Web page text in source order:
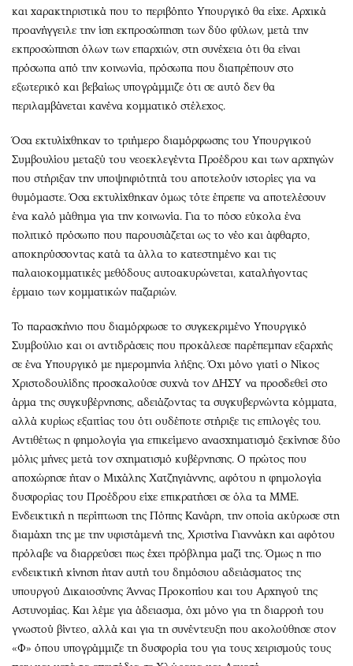
Κόσμος
Παράξενα
Πολιτισμός
Θέατρο-Χορός
Εικαστικά
Βιβλίο
Χειρόγραφα
Έξοδος
Media
Εκπομπές
Wine routes
Podcasts
Προσφορές
Προσωπικότητες στην ''Κ''
Επιστολές
και χαρακτηριστικά που το περιβόητο Υπουργικό θα είχε. Αρχικά
προανήγγειλε την ίση εκπροσώπηση των δύο φύλων, μετά την
εκπροσώπηση όλων των επαρχιών, στη συνέχεια ότι θα είναι
πρόσωπα από την κοινωνία, πρόσωπα που διαπρέπουν στο
εξωτερικό και βεβαίως υπογράμμιζε ότι σε αυτό δεν θα
περιλαμβάνεται κανένα κομματικό στέλεχος.
Όσα εκτυλίχθηκαν το τριήμερο διαμόρφωσης του Υπουργικού
Συμβουλίου μεταξύ του νεοεκλεγέντα Προέδρου και των αρχηγών
που στήριξαν την υποψηφιότητά του αποτελούν ιστορίες για να
θυμόμαστε. Όσα εκτυλίχθηκαν όμως τότε έπρεπε να αποτελέσουν
ένα καλό μάθημα για την κοινωνία. Για το πόσο εύκολα ένα
πολιτικό πρόσωπο που παρουσιάζεται ως το νέο και άφθαρτο,
αποκηρύσσοντας κατά τα άλλα το κατεστημένο και τις
παλαιοκομματικές μεθόδους αυτοακυρώνεται, καταλήγοντας
έρμαιο των κομματικών παζαριών.
Το παρασκήνιο που διαμόρφωσε το συγκεκριμένο Υπουργικό
Συμβούλιο και οι αντιδράσεις που προκάλεσε παρέπεμπαν εξαρχής
σε ένα Υπουργικό με ημερομηνία λήξης. Όχι μόνο γιατί ο Νίκος
Χριστοδουλίδης προσκαλούσε συχνά τον ΔΗΣΥ να προσδεθεί στο
άρμα της συγκυβέρνησης, αδειάζοντας τα συγκυβερνώντα κόμματα,
αλλά κυρίως εξαιτίας του ότι ουδέποτε στήριξε τις επιλογές του.
Αντιθέτως η φημολογία για επικείμενο ανασχηματισμό ξεκίνησε δύο
μόλις μήνες μετά τον σχηματισμό κυβέρνησης. Ο πρώτος που
αποχώρησε ήταν ο Μιχάλης Χατζηγιάννης, αφότου η φημολογία
δυσφορίας του Προέδρου είχε επικρατήσει σε όλα τα ΜΜΕ.
Ενδεικτική η περίπτωση της Πόπης Κανάρη, την οποία ακύρωσε στη
διαμάχη της με την υφιστάμενή της, Χριστίνα Γιαννάκη και αφότου
πρόλαβε να διαρρεύσει πως έχει πρόβλημα μαζί της. Όμως η πιο
ενδεικτική κίνηση ήταν αυτή του δημόσιου αδειάσματος της
υπουργού Δικαιοσύνης Άννας Προκοπίου και του Αρχηγού της
Αστυνομίας. Και λέμε για άδειασμα, όχι μόνο για τη διαρροή του
γνωστού βίντεο, αλλά και για τη συνέντευξη που ακολούθησε στον
«Φ» όπου υπογράμμιζε τη δυσφορία του για τους χειρισμούς τους